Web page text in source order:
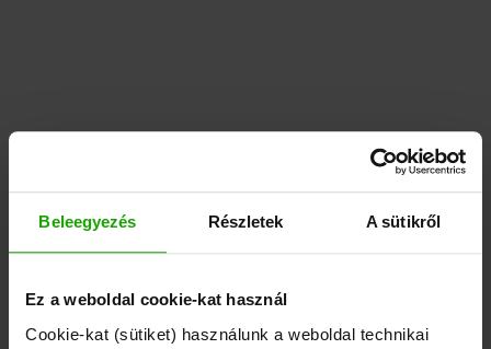
Beleegyezés Részletek A sütikről
Ez a weboldal cookie-kat használ
Cookie-kat (sütiket) használunk a weboldal technikai